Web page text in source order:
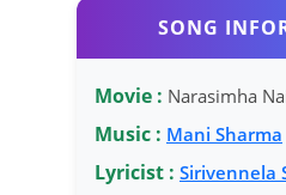
SONG
Movie : Narasimha
Music : Mani Sharma
Lyricist : Sirivennela